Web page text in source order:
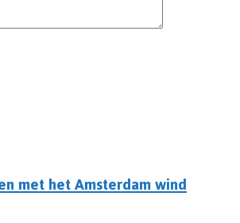
met het Amsterdam wind